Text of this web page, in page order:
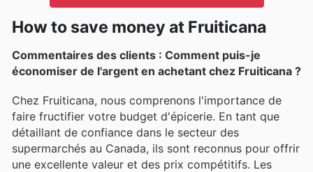
How to save money at Fruiticana
Commentaires des clients : Comment puis-je
économiser de l'argent en achetant chez Fruiticana ?
Chez Fruiticana, nous comprenons l'importance de
faire fructifier votre budget d'épicerie. En tant que
détaillant de confiance dans le secteur des
supermarchés au Canada, ils sont reconnus pour offrir
une excellente valeur et des prix compétitifs. Les